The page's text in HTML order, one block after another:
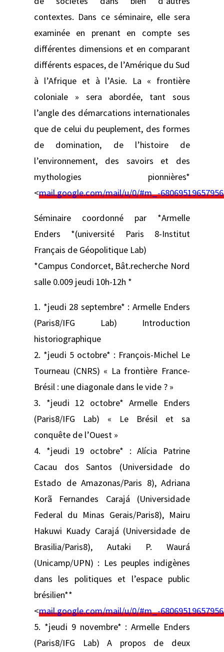
contextes. Dans ce séminaire, elle sera
examinée en prenant en compte ses
différentes dimensions et en comparant
différents espaces, de l’Amérique du Sud
à l’Afrique et à l’Asie. La « frontière
coloniale » sera abordée, tant sous
l’angle des démarcations internationales
que de celui du peuplement, des formes
de domination, de l’histoire de
l’environnement, des savoirs et des
mythologies pionnières*
<mail.google.com/mail/u/0/#m_-
Séminaire coordonné par *Armelle
Enders *(université Paris 8-Institut
Français de Géopolitique Lab)
*Campus Condorcet, Bât.recherche Nord
salle 0.009 jeudi 10h-12h *
1. *jeudi 28 septembre* : Armelle Enders
(Paris8/IFG Lab) Introduction
historiographique
2. *jeudi 5 octobre* : François-Michel Le
Tourneau (CNRS) « La frontière France-
Brésil : une diagonale dans le vide ? »
3. *jeudi 12 octobre* Armelle Enders
(Paris8/IFG Lab) « Le Brésil et sa
conquête de l’Ouest »
4. *jeudi 19 octobre* : Alícia Patrine
Cacau dos Santos (Universidade do
Estado de Amazonas/Paris 8), Adriana
Korã Fernandes Carajá (Universidade
Federal du Minas Gerais/Paris8), Mairu
Hakuwi Kuady Carajá (Universidade de
Brasilia/Paris8), Autaki P. Waurá
(Unicamp/UPN) : Les peuples indigènes
dans les politiques et l’espace public
brésilien**
<mail.google.com/mail/u/0/#m_-
5. *jeudi 9 novembre* : Armelle Enders
(Paris8/IFG Lab) A propos de deux